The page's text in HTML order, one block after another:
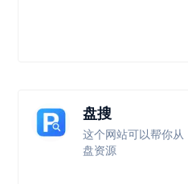
盘搜
这个网站可以帮你
盘资源